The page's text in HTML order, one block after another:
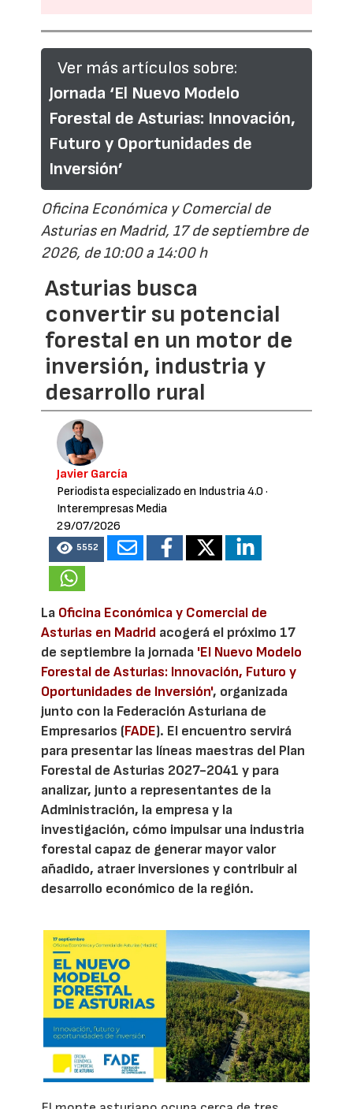
Ver más artículos sobre:
Jornada ‘El Nuevo Modelo
Forestal de Asturias: Innovación,
Futuro y Oportunidades de
Inversión’
Oficina Económica y Comercial de
Asturias en Madrid, 17 de septiembre de
2026, de 10:00 a 14:00 h
Asturias busca
convertir su potencial
forestal en un motor de
inversión, industria y
desarrollo rural
Javier García
Periodista especializado en Industria 4.0 ·
Interempresas Media
29/07/2026
5552
La Oficina Económica y Comercial de
Asturias en Madrid acogerá el próximo 17
de septiembre la jornada 'El Nuevo Modelo
Forestal de Asturias: Innovación, Futuro y
Oportunidades de Inversión', organizada
junto con la Federación Asturiana de
Empresarios (FADE). El encuentro servirá
para presentar las líneas maestras del Plan
Forestal de Asturias 2027-2041 y para
analizar, junto a representantes de la
Administración, la empresa y la
investigación, cómo impulsar una industria
forestal capaz de generar mayor valor
añadido, atraer inversiones y contribuir al
desarrollo económico de la región.